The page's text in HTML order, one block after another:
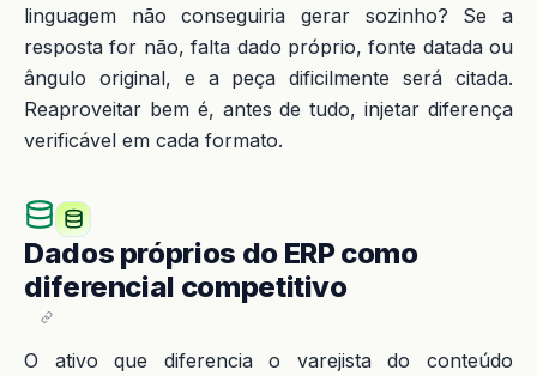
linguagem não conseguiria gerar sozinho? Se a
resposta for não, falta dado próprio, fonte datada ou
ângulo original, e a peça dificilmente será citada.
Reaproveitar bem é, antes de tudo, injetar diferença
verificável em cada formato.
Dados próprios do ERP como
diferencial competitivo
O ativo que diferencia o varejista do conteúdo